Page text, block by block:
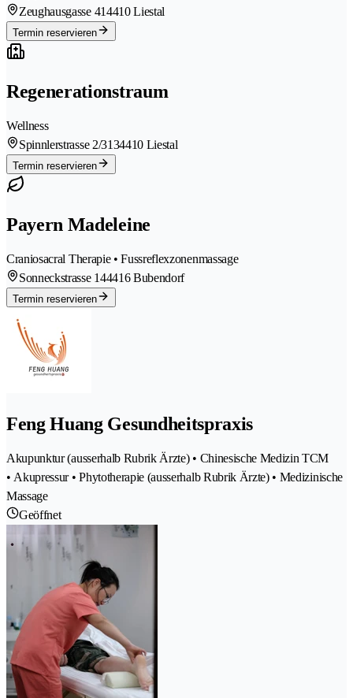
Zeughausgasse 414410 Liestal
Termin reservieren
Regenerationstraum
Wellness
Spinnlerstrasse 2/3134410 Liestal
Termin reservieren
Payern Madeleine
Craniosacral Therapie • Fussreflexzonenmassage
Sonneckstrasse 144416 Bubendorf
Termin reservieren
Feng Huang Gesundheitspraxis
Akupunktur (ausserhalb Rubrik Ärzte) • Chinesische Medizin TCM
• Akupressur • Phytotherapie (ausserhalb Rubrik Ärzte) • Medizinische
Massage
Geöffnet